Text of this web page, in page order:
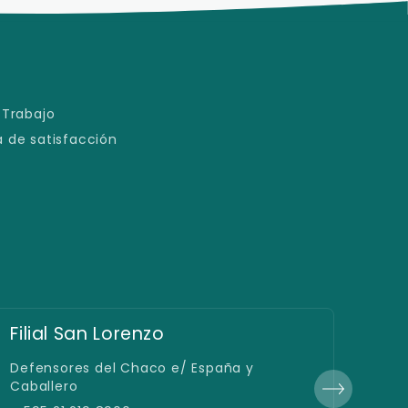
de satisfacción
Filial San Lorenzo
Defensores del Chaco e/ España y
Caballero